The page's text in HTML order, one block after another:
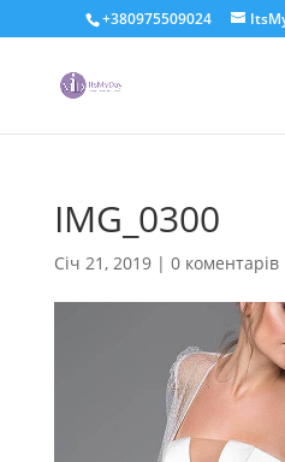
+380975509024
IMG_0300
Січ 21, 2019| 0 коментарів